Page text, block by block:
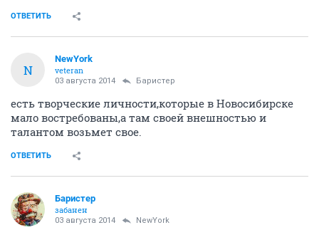
ОТВЕТИТЬ
N
NewYоrk
veteran
03 августа 2014 Баристер
есть творческие личности,которые в Новосибирске
мало востребованы,а там своей внешностью и
талантом возьмет свое.
ОТВЕТИТЬ
Баристер
забанен
03 августа 2014 NewYоrk